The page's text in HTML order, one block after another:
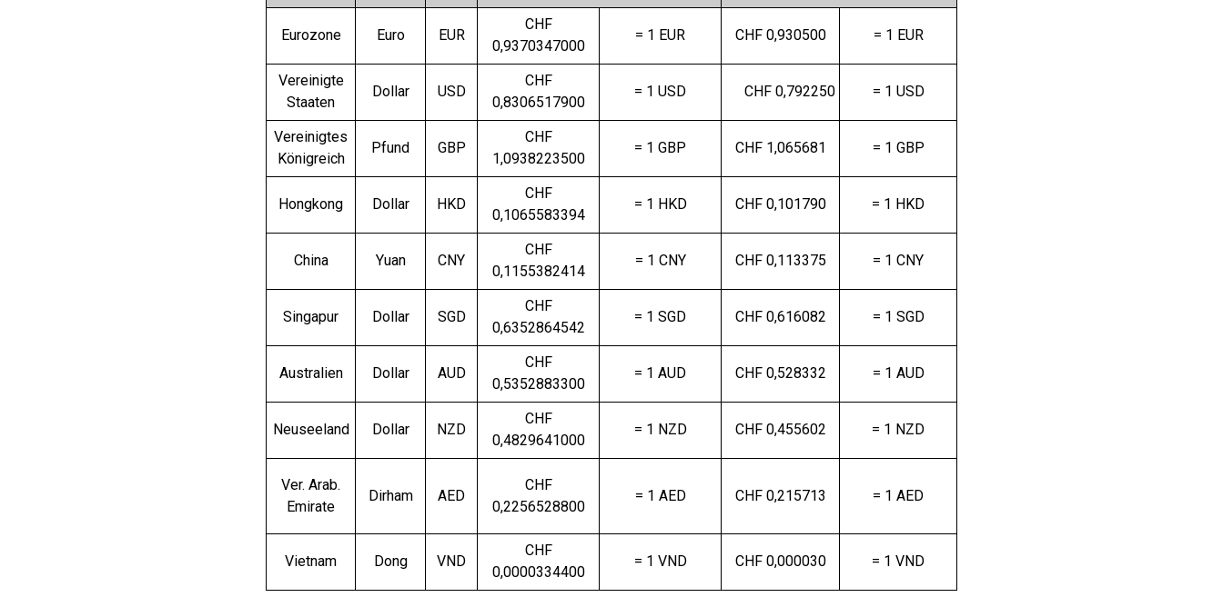
Eurozone Euro EUR
CHF
0,9370347000
= 1 EUR CHF 0,930500 = 1 EUR
Vereinigte
Staaten
Dollar USD
CHF
0,8306517900
= 1 USD CHF 0,792250 = 1 USD
Vereinigtes
Königreich
Pfund GBP
CHF
1,0938223500
= 1 GBP CHF 1,065681 = 1 GBP
Hongkong Dollar HKD
CHF
0,1065583394
= 1 HKD CHF 0,101790 = 1 HKD
China Yuan CNY
CHF
0,1155382414
= 1 CNY CHF 0,113375 = 1 CNY
Singapur Dollar SGD
CHF
0,6352864542
= 1 SGD CHF 0,616082 = 1 SGD
Australien Dollar AUD
CHF
0,5352883300
= 1 AUD CHF 0,528332 = 1 AUD
Neuseeland Dollar NZD
CHF
0,4829641000
= 1 NZD CHF 0,455602 = 1 NZD
Ver. Arab.
Emirate
Dirham AED
CHF
0,2256528800
= 1 AED CHF 0,215713 = 1 AED
Vietnam Dong VND
CHF
0,0000334400
= 1 VND CHF 0,000030 = 1 VND